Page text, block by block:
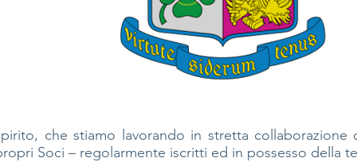
che stiamo lavorando in stretta
Soci – regolarmente iscritti ed in possesso